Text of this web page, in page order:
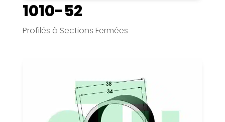
1010-52
Profilés à Sections Fermées